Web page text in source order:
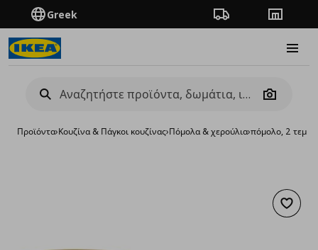
Greek Πορεία παραγγελίας
Camera
Προϊόντα›Κουζίνα & Πάγκοι κουζίνας›Πόμολα & χερούλια›πόμολο, 2 τεμ.